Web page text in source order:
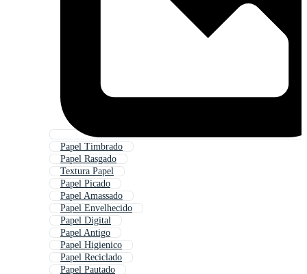
Papel Timbrado
Papel Rasgado
Textura Papel
Papel Picado
Papel Amassado
Papel Envelhecido
Papel Digital
Papel Antigo
Papel Higienico
Papel Reciclado
Papel Pautado